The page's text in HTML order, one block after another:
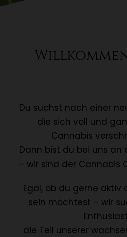
Du suchst nach einer
die sich voll und
Cannabis
Dann bist du bei uns an
– wir sind der Cannabis
Egal, ob du gerne aktiv
sein möchtest – wir
die Teil unserer